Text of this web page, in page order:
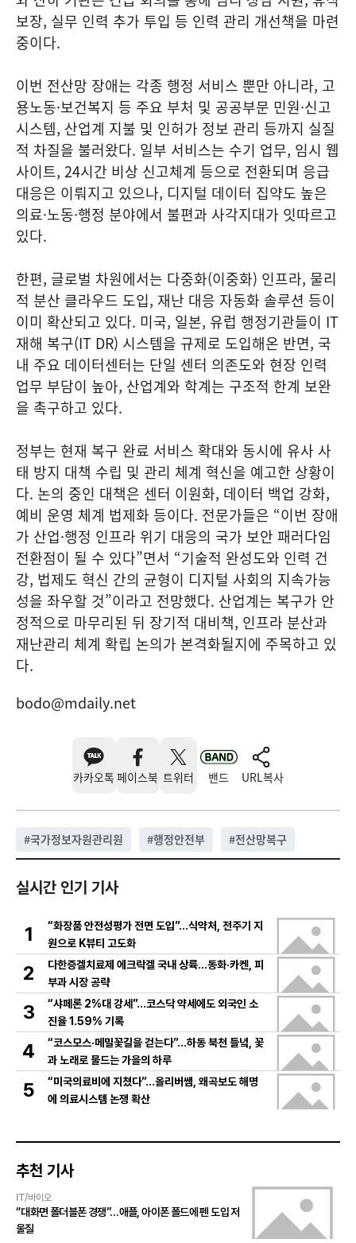
보장, 실무 인력 추가 투입 등 인력 관리 개선책을 마련
중이다.
이번 전산망 장애는 각종 행정 서비스 뿐만 아니라, 고
용노동·보건복지 등 주요 부처 및 공공부문 민원·신고
시스템, 산업계 지불 및 인허가 정보 관리 등까지 실질
적 차질을 불러왔다. 일부 서비스는 수기 업무, 임시 웹
사이트, 24시간 비상 신고체계 등으로 전환되며 응급
대응은 이뤄지고 있으나, 디지털 데이터 집약도 높은
의료·노동·행정 분야에서 불편과 사각지대가 잇따르고
있다.
한편, 글로벌 차원에서는 다중화(이중화) 인프라, 물리
적 분산 클라우드 도입, 재난 대응 자동화 솔루션 등이
이미 확산되고 있다. 미국, 일본, 유럽 행정기관들이 IT
재해 복구(IT DR) 시스템을 규제로 도입해온 반면, 국
내 주요 데이터센터는 단일 센터 의존도와 현장 인력
업무 부담이 높아, 산업계와 학계는 구조적 한계 보완
을 촉구하고 있다.
정부는 현재 복구 완료 서비스 확대와 동시에 유사 사
태 방지 대책 수립 및 관리 체계 혁신을 예고한 상황이
다. 논의 중인 대책은 센터 이원화, 데이터 백업 강화,
예비 운영 체계 법제화 등이다. 전문가들은 “이번 장애
가 산업·행정 인프라 위기 대응의 국가 보안 패러다임
전환점이 될 수 있다”면서 “기술적 완성도와 인력 건
강, 법제도 혁신 간의 균형이 디지털 사회의 지속가능
성을 좌우할 것”이라고 전망했다. 산업계는 복구가 안
정적으로 마무리된 뒤 장기적 대비책, 인프라 분산과
재난관리 체계 확립 논의가 본격화될지에 주목하고 있
다.
bodo@mdaily.net
카카오톡 페이스북 트위터 밴드 URL복사
#국가정보자원관리원 #행정안전부 #전산망복구
실시간 인기 기사
1
“화장품 안전성평가 전면 도입”…식약처, 전주기 지
원으로 K뷰티 고도화
2
다한증겔치료제 에크락겔 국내 상륙…동화·카켄, 피
부과 시장 공략
3
“샤페론 2%대 강세”…코스닥 약세에도 외국인 소
진율 1.59% 기록
4
“코스모스·메밀꽃길을 걷는다”…하동 북천 들녘, 꽃
과 노래로 물드는 가을의 하루
5
“미국의료비에 지쳤다”…올리버쌤, 왜곡보도 해명
에 의료시스템 논쟁 확산
추천 기사
IT/바이오
“대화면 폴더블폰 경쟁”…애플, 아이폰 폴드에 펜 도입 저
울질